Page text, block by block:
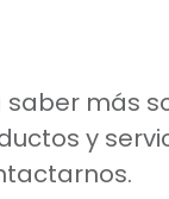
saber más
y